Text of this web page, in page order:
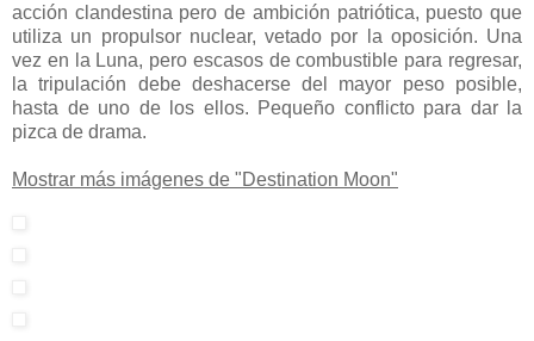
acción clandestina pero de ambición patriótica, puesto que
utiliza un propulsor nuclear, vetado por la oposición. Una
vez en la Luna, pero escasos de combustible para regresar,
la tripulación debe deshacerse del mayor peso posible,
hasta de uno de los ellos. Pequeño conflicto para dar la
pizca de drama.
Mostrar más imágenes de "Destination Moon"